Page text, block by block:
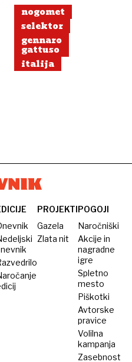
nogomet
selektor
gennaro
gattuso
italija
PROJEKTI
Gazela
Zlata nit
POGOJI
Naročniški
Akcije in
nagradne
igre
Spletno
mesto
Piškotki
Avtorske
pravice
Volilna
kampanja
Zasebnost